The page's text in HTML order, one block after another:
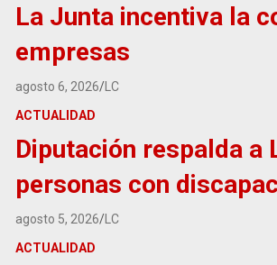
La Junta incentiva la
empresas
agosto 6, 2026
LC
ACTUALIDAD
Diputación respalda a
personas con
agosto 5, 2026
LC
ACTUALIDAD